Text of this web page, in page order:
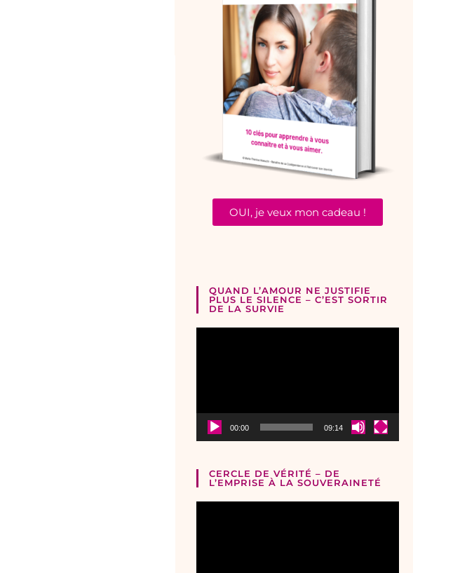
OUI, je veux mon cadeau !
QUAND L’AMOUR NE JUSTIFIE
PLUS LE SILENCE – C’EST SORTIR
DE LA SURVIE
00:00 09:14
CERCLE DE VÉRITÉ – DE
L’EMPRISE À LA SOUVERAINETÉ